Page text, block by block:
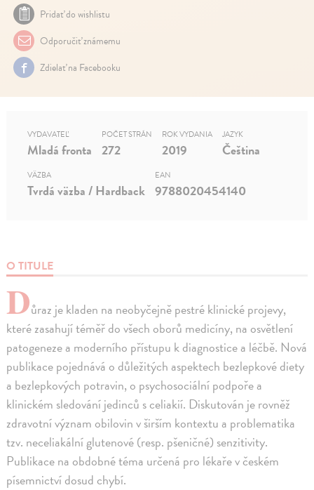
Pridať do wishlistu
Odporučiť známemu
Zdielať na Facebooku
O TITULE
Důraz je kladen na neobyčejně pestré klinické projevy,
které zasahují téměř do všech oborů medicíny, na osvětlení
patogeneze a moderního přístupu k diagnostice a léčbě. Nová
publikace pojednává o důležitých aspektech bezlepkové diety
a bezlepkových potravin, o psychosociální podpoře a
klinickém sledování jedinců s celiakií. Diskutován je rovněž
zdravotní význam obilovin v širším kontextu a problematika
tzv. neceliakální glutenové (resp. pšeničné) senzitivity.
Publikace na obdobné téma určená pro lékaře v českém
písemnictví dosud chybí.
VYDAVATEĽ
Mladá fronta
POČET STRÁN
272
ROK VYDANIA
2019
JAZYK
Čeština
VÄZBA
Tvrdá väzba / Hardback
EAN
9788020454140